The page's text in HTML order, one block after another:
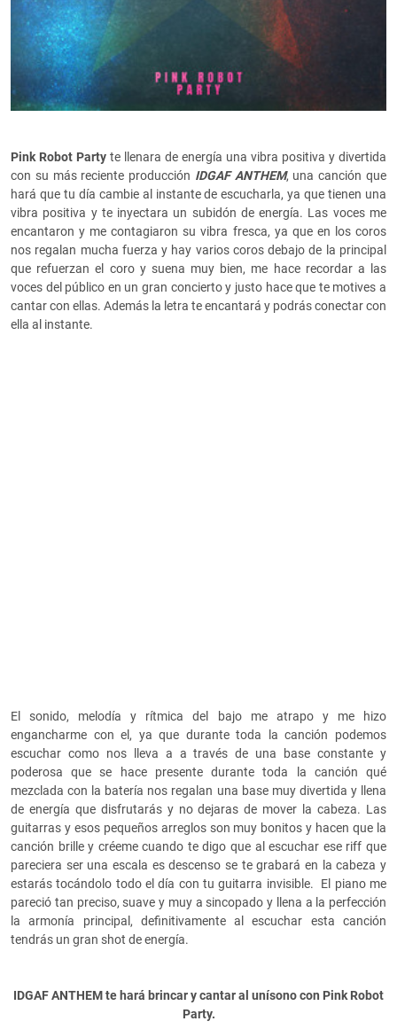
Pink Robot Party te llenara de energía una vibra positiva y divertida
con su más reciente producción IDGAF ANTHEM, una canción que
hará que tu día cambie al instante de escucharla, ya que tienen una
vibra positiva y te inyectara un subidón de energía. Las voces me
encantaron y me contagiaron su vibra fresca, ya que en los coros
nos regalan mucha fuerza y hay varios coros debajo de la principal
que refuerzan el coro y suena muy bien, me hace recordar a las
voces del público en un gran concierto y justo hace que te motives a
cantar con ellas. Además la letra te encantará y podrás conectar con
ella al instante.
El sonido, melodía y rítmica del bajo me atrapo y me hizo
engancharme con el, ya que durante toda la canción podemos
escuchar como nos lleva a a través de una base constante y
poderosa que se hace presente durante toda la canción qué
mezclada con la batería nos regalan una base muy divertida y llena
de energía que disfrutarás y no dejaras de mover la cabeza. Las
guitarras y esos pequeños arreglos son muy bonitos y hacen que la
canción brille y créeme cuando te digo que al escuchar ese riff que
pareciera ser una escala es descenso se te grabará en la cabeza y
estarás tocándolo todo el día con tu guitarra invisible. El piano me
pareció tan preciso, suave y muy a sincopado y llena a la perfección
la armonía principal, definitivamente al escuchar esta canción
tendrás un gran shot de energía.
IDGAF ANTHEM te hará brincar y cantar al unísono con Pink Robot
Party.